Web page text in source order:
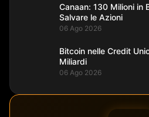
Canaan: 130 Milioni in
Salvare le Azioni
06 Ago 2026
Bitcoin nelle Credit
Miliardi
06 Ago 2026